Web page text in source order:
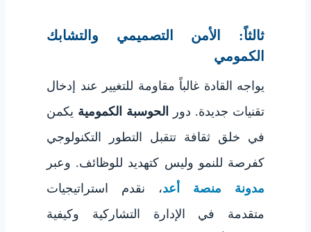
ثالثاً: الأمن التصميمي والتشابك
الكمومي
يواجه القادة غالباً مقاومة للتغيير عند إدخال
تقنيات جديدة. دور
الحوسبة الكمومية يكمن
في خلق ثقافة تتقبل التطور التكنولوجي
كفرصة للنمو وليس كتهديد للوظائف. وعبر
مدونة منصة أعد، نقدم استراتيجيات
متقدمة في الإدارة التشاركية وكيفية